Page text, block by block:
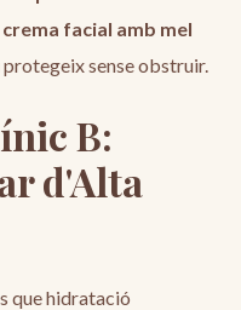
crema facial amb mel
sense obstruir.
B:
d'Alta
que hidratació